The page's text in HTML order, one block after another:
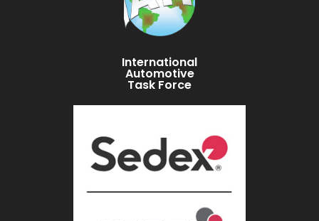
International
Automotive
Task Force